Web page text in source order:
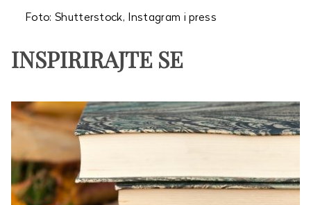
Foto: Shutterstock, Instagram i press
INSPIRIRAJTE SE